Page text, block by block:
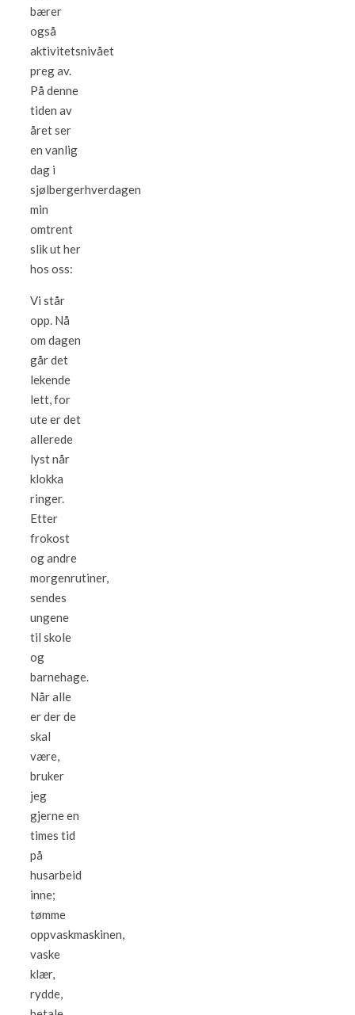
bærer
også
aktivitetsnivået
preg av.
På denne
tiden av
året ser
en vanlig
dag i
sjølbergerhverdagen
min
omtrent
slik ut her
hos oss:
Vi står
opp. Nå
om dagen
går det
lekende
lett, for
ute er det
allerede
lyst når
klokka
ringer.
Etter
frokost
og andre
morgenrutiner,
sendes
ungene
til skole
og
barnehage.
Når alle
er der de
skal
være,
bruker
jeg
gjerne en
times tid
på
husarbeid
inne;
tømme
oppvaskmaskinen,
vaske
klær,
rydde,